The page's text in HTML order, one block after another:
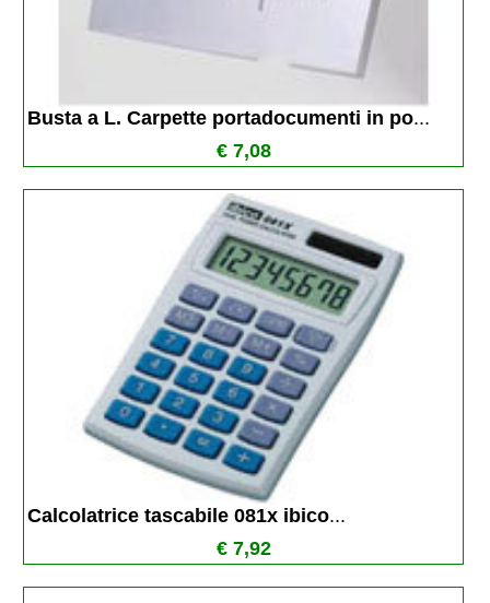
Busta a L. Carpette portadocumenti in po...
€ 7,08
Calcolatrice tascabile 081x ibico...
€ 7,92